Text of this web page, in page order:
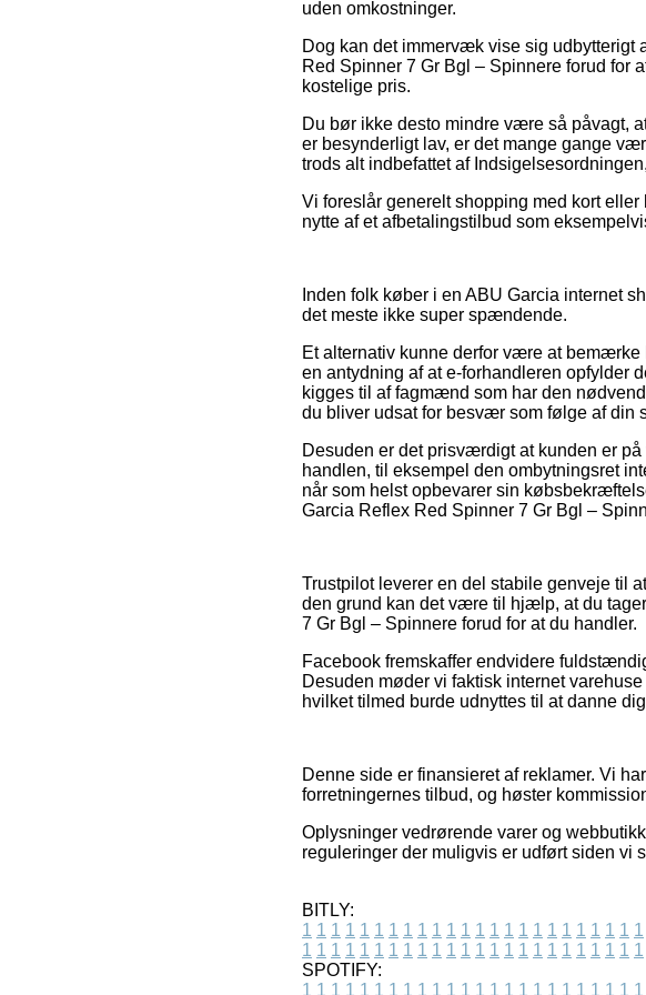
uden omkostninger.
Dog kan det immervæk vise sig udbytterigt
Red Spinner 7 Gr Bgl – Spinnere forud for
kostelige pris.
Du bør ikke desto mindre være så påvagt,
er besynderligt lav, er det mange gange
trods alt indbefattet af
Vi foreslår generelt shopping med kort
nytte af et afbetalingstilbud som
Inden folk køber i en ABU Garcia internet
det meste ikke super spændende.
Et alternativ kunne derfor være at
en antydning af at e-forhandleren opfylder
kigges til af fagmænd som har den
du bliver udsat for besvær som følge af din
Desuden er det prisværdigt at kunden er
handlen, til eksempel den ombytningsret
når som helst opbevarer sin
Garcia Reflex Red Spinner 7 Gr Bgl –
Trustpilot leverer en del stabile genveje til
den grund kan det være til hjælp, at du
7 Gr Bgl – Spinnere forud for at du handler.
Facebook fremskaffer endvidere
Desuden møder vi faktisk internet
hvilket tilmed burde udnyttes til at danne
Denne side er finansieret af reklamer. Vi
forretningernes tilbud, og høster
Oplysninger vedrørende varer og
reguleringer der muligvis er udført siden vi
BITLY:
1 1 1 1 1 1 1 1 1 1 1 1 1 1 1 1 1 1 1 1 1 1 1 1
1 1 1 1 1 1 1 1 1 1 1 1 1 1 1 1 1 1 1 1 1 1 1 1
SPOTIFY:
1 1 1 1 1 1 1 1 1 1 1 1 1 1 1 1 1 1 1 1 1 1 1 1